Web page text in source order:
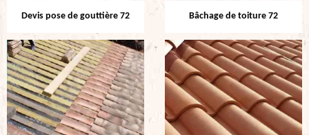
Devis pose de gouttière 72 Bâchage de toiture 72